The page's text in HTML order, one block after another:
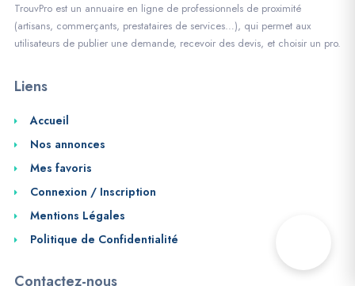
TrouvPro est un annuaire en ligne de professionnels de proximité
(artisans, commerçants, prestataires de services…), qui permet aux
utilisateurs de publier une demande, recevoir des devis, et choisir un pro.
Liens
Accueil
Nos annonces
Mes favoris
Connexion / Inscription
Mentions Légales
Politique de Confidentialité
Contactez-nous